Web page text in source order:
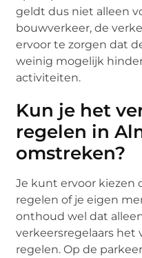
geldt dus niet alleen
bouwverkeer, de
ervoor te zorgen dat
weinig mogelijk
activiteiten.
Kun je het
regelen in
omstreken?
Je kunt ervoor kiezen
regelen of je eigen
onthoud wel dat
verkeersregelaars het
regelen. Op de